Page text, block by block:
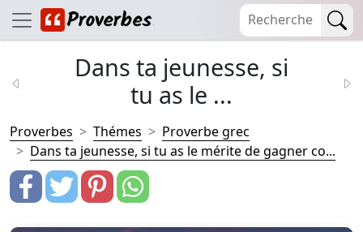
Dans ta jeunesse, si
tu as le ...
Proverbes Thémes
Proverbe grec
Dans ta jeunesse, si tu as le mérite de gagner co...